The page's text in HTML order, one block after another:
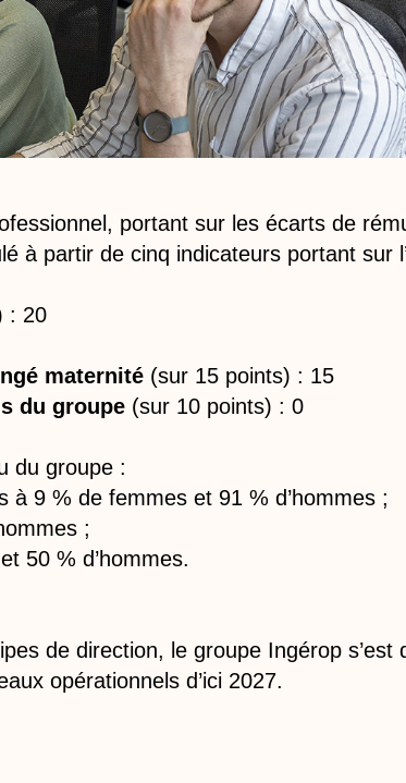
portant sur les écarts de
à partir de cinq indicateurs portant sur
: 20
maternité (sur 15 points) : 15
du groupe (sur 10 points) : 0
du groupe :
9 % de femmes et 91 % d’hommes ;
;
50 % d’hommes.
de direction, le groupe Ingérop s’est
opérationnels d’ici 2027.